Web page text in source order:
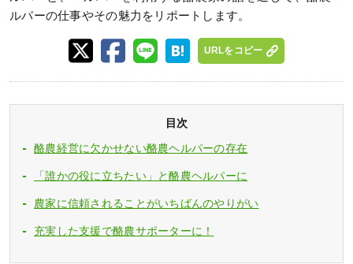
ルパーの仕事やその魅力をリポートします。
URLをコピー
目次
酪農経営に欠かせない酪農ヘルパーの存在
「誰かの役に立ちたい」と酪農ヘルパーに
農家に信頼されることがいちばんのやりがい
充実した支援で酪農サポーターに！